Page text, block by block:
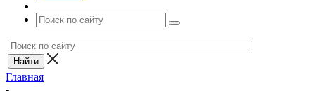
Главная